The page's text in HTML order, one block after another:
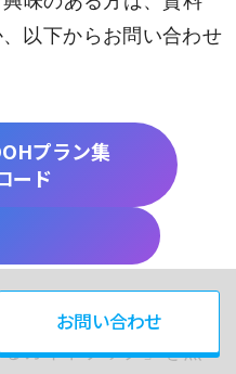
以下からお問い合わせ
プラン集
ード
詳しく知りたい方に
ガイドブック」を無
お問い合わせ